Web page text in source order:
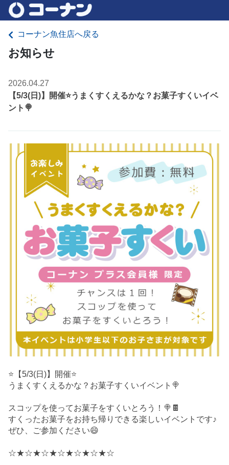
コーナン魚住店へ戻る
お知らせ
2026.04.27
【5/3(日)】開催⭐️うまくすくえるかな？お菓子すくいイベ
ント🍭
⭐️【5/3(日)】開催⭐️
うまくすくえるかな？お菓子すくいイベント🍭
スコップを使ってお菓子をすくいとろう！🍭🍫
すくったお菓子をお持ち帰りできる楽しいイベントです♪
ぜひ、ご参加ください😄
☆★☆★☆★☆★☆★☆★☆